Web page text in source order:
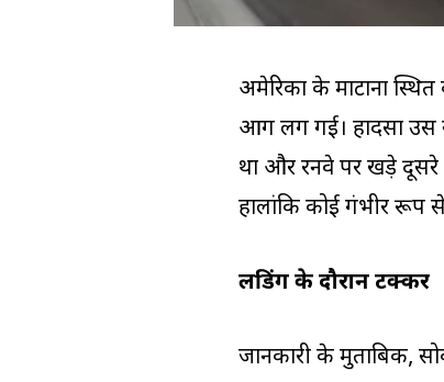
अमेरिका के मोंटाना
आग लग गई। हादसा उस
था और रनवे पर खड़े दूसरे
हालांकि कोई गंभीर रूप
लैंडिंग के दौरान टक्कर
जानकारी के मुताबिक,